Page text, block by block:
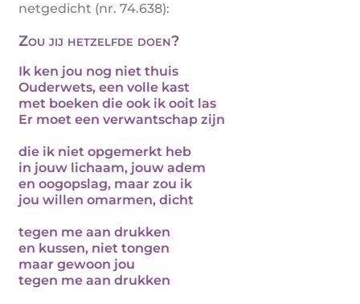
netgedicht (nr. 74.638):
Zou jij hetzelfde doen?
Ik ken jou nog niet thuis
Ouderwets, een volle kast
met boeken die ook ik ooit las
Er moet een verwantschap zijn
die ik niet opgemerkt heb
in jouw lichaam, jouw adem
en oogopslag, maar zou ik
jou willen omarmen, dicht
tegen me aan drukken
en kussen, niet tongen
maar gewoon jou
tegen me aan drukken